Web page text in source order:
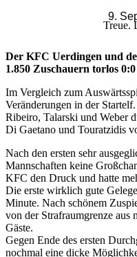
9.
Treue.
Der KFC Uerdingen und
1.850 Zuschauern torlos
Im Vergleich zum
Veränderungen in der
Ribeiro, Talarski und Weber
Di Gaetano und Touratzidis
Nach den ersten sehr
Mannschaften keine
KFC den Druck und hatte
Die erste wirklich gute
Minute. Nach schönem
von der Strafraumgrenze aus
Gäste.
Gegen Ende des ersten
nochmal eine dicke